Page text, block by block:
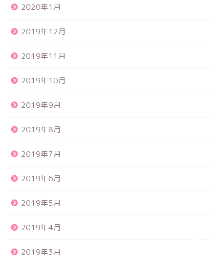
2020年1月
2019年12月
2019年11月
2019年10月
2019年9月
2019年8月
2019年7月
2019年6月
2019年5月
2019年4月
2019年3月